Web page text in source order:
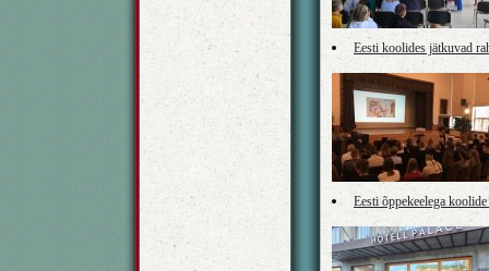
Eesti koolides jätkuvad
Eesti õppekeelega